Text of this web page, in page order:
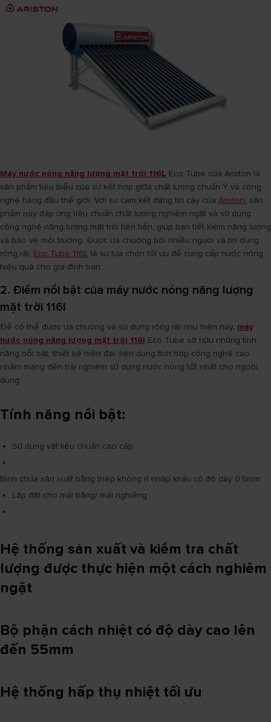
Máy nước nóng năng lượng mặt trời 116L Eco Tube của Ariston là
sản phẩm tiêu biểu của sự kết hợp giữa chất lượng chuẩn Ý và công
nghệ hàng đầu thế giới. Với sự cam kết đáng tin cậy của Ariston, sản
phẩm này đáp ứng tiêu chuẩn chất lượng nghiêm ngặt và sử dụng
công nghệ năng lượng mặt trời tiên tiến, giúp bạn tiết kiệm năng lượng
và bảo vệ môi trường. Được ưa chuộng bởi nhiều người và tin dùng
rộng rãi, Eco Tube 116L là sự lựa chọn tối ưu để cung cấp nước nóng
hiệu quả cho gia đình bạn.
2. Điểm nổi bật của máy nước nóng năng lượng
mặt trời 116l
Để có thể được ưa chuộng và sử dụng rộng rãi như hiện nay, máy
nước nóng năng lượng mặt trời 116l Eco Tube sở hữu những tính
năng nổi bật, thiết kế hiện đại, tiện dụng tích hợp công nghệ cao
nhằm mang đến trải nghiệm sử dụng nước nóng tốt nhất cho người
dùng.
Tính năng nổi bật:
Sử dụng vật liệu chuẩn cao cấp
Bình chứa sản xuất bằng thép không rỉ nhập khẩu có độ dày 0.5mm
Lắp đặt cho mái bằng/ mái nghiêng
Hệ thống sản xuất và kiểm tra chất
lượng được thực hiện một cách nghiêm
ngặt
Bộ phận cách nhiệt có độ dày cao lên
đến 55mm
Hệ thống hấp thụ nhiệt tối ưu